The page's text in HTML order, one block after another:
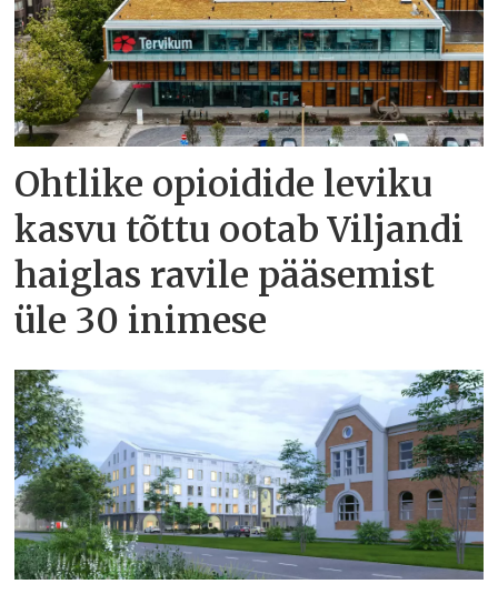
Ohtlike opioidide leviku
kasvu tõttu ootab Viljandi
haiglas ravile pääsemist
üle 30 inimese